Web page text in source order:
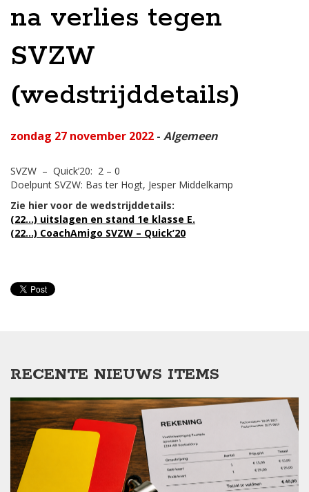
na verlies tegen
SVZW
(wedstrijddetails)
zondag 27 november 2022 - Algemeen
SVZW – Quick’20: 2 – 0
Doelpunt SVZW: Bas ter Hogt, Jesper Middelkamp
Zie hier voor de wedstrijddetails:
(22…) uitslagen en stand 1e klasse E.
(22…) CoachAmigo SVZW – Quick’20
RECENTE NIEUWS ITEMS